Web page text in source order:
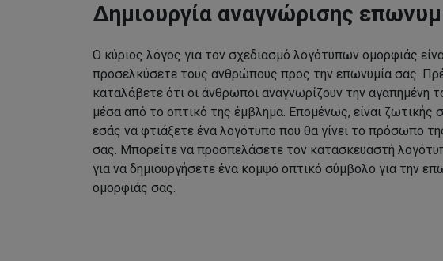
Δημιουργία αναγνώρισης
Ο κύριος λόγος για τον σχεδιασμό λογότυπων ομορφιάς
προσελκύσετε τους ανθρώπους προς την επωνυμία σας.
καταλάβετε ότι οι άνθρωποι αναγνωρίζουν την αγαπημένη
μέσα από το οπτικό της έμβλημα. Επομένως, είναι ζωτικής
εσάς να φτιάξετε ένα λογότυπο που θα γίνει το πρόσωπο
σας. Μπορείτε να προσπελάσετε τον κατασκευαστή
για να δημιουργήσετε ένα κομψό οπτικό σύμβολο για την
ομορφιάς σας.